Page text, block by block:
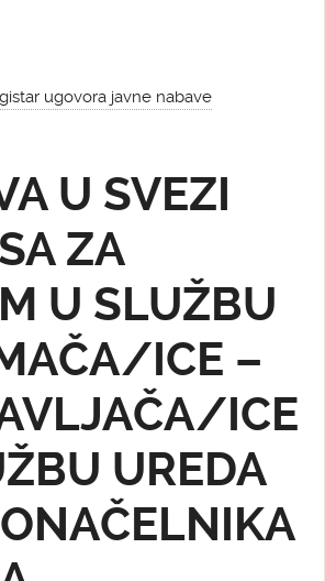
ugovora javne nabave
U SVEZI
ZA
U SLUŽBU
ICE –
ICE
UREDA